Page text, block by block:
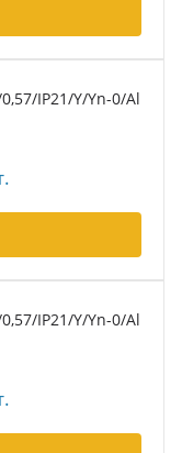
IP21/Y/Yn-0/Al
IP21/Y/Yn-0/Al